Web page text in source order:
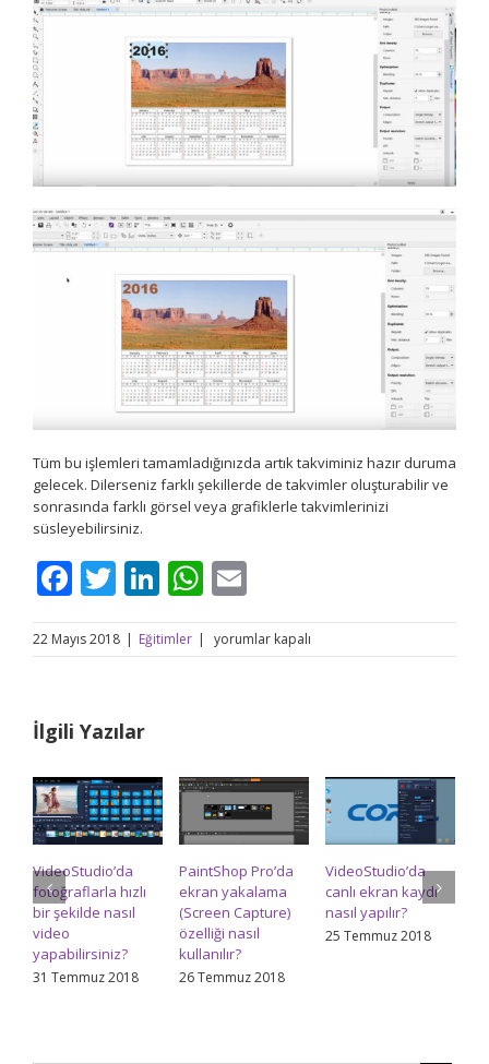
Tüm bu işlemleri tamamladığınızda artık takviminiz hazır duruma
gelecek. Dilerseniz farklı şekillerde de takvimler oluşturabilir ve
sonrasında farklı görsel veya grafiklerle takvimlerinizi
süsleyebilirsiniz.
Facebook
Twitter
LinkedIn
WhatsApp
22 Mayıs 2018 | Eğitimler |
CorelDRAW
X8’de
–
2.
Bölüm
yorumlar kapalı
İlgili Yazılar
VideoStudio’da
fotoğraflarla hızlı
bir şekilde nasıl
video
yapabilirsiniz?
31 Temmuz 2018
PaintShop Pro’da
ekran yakalama
(Screen Capture)
özelliği nasıl
kullanılır?
26 Temmuz 2018
VideoStudio’da
canlı ekran kaydı
nasıl yapılır?
25 Temmuz 2018